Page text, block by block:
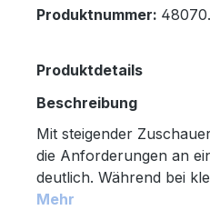
Produktnummer:
Produktdetails
Beschreibung
Mit steigender
die Anforderungen an
deutlich. Während bei
Mehr